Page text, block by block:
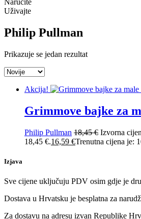
Naručite
Uživajte
Philip Pullman
Prikazuje se jedan rezultat
Akcija!
Grimmove bajke za
Philip Pullman 18,45€ Izvorna
18,45 €.16,59 €Trenutna cijena je:
Izjava
Sve cijene uključuju PDV osim gdje je
Dostava u Hrvatsku je besplatna za
Za dostavu na adresu izvan Republike